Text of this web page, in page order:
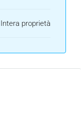
Intera proprietà